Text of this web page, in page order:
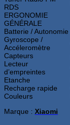
RDS
ERGONOMIE
GÉNÉRALE
Batterie / Autonomie
Gyroscope /
Accéleromètre
Capteurs
Lecteur
d’empreintes
Etanche
Recharge rapide
Couleurs
Marque : Xiaomi